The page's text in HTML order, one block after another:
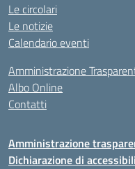
Le circolari
Le notizie
Calendario eventi
Amministrazione
Albo Online
Contatti
Amministrazione
Dichiarazione di